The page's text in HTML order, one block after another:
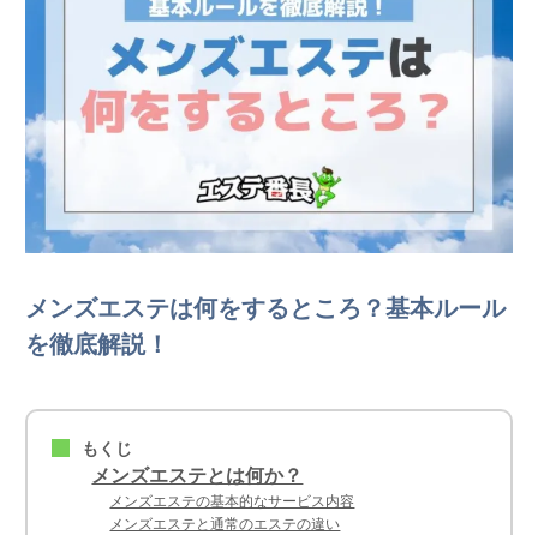
メンズエステは何をするところ？基本ルール
を徹底解説！
■ もくじ
メンズエステとは何か？
メンズエステの基本的なサービス内容
メンズエステと通常のエステの違い